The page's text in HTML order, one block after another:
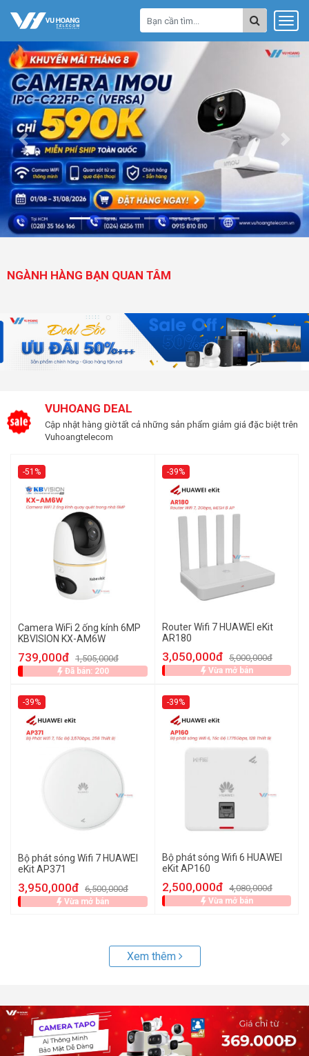
Previous Next
NGÀNH HÀNG BẠN QUAN TÂM
VUHOANG DEAL
Cập nhật hàng giờ tất cả những sản phẩm giảm giá đặc biệt trên
Vuhoangtelecom
-51%
Camera WiFi 2 ống kính 6MP
KBVISION KX-AM6W
739,000đ 1,505,000đ
Đã bán: 200
-39%
Router Wifi 7 HUAWEI eKit
AR180
3,050,000đ 5,000,000đ
Vừa mở bán
-39%
Bộ phát sóng Wifi 7 HUAWEI
eKit AP371
3,950,000đ 6,500,000đ
Vừa mở bán
-39%
Bộ phát sóng Wifi 6 HUAWEI
eKit AP160
2,500,000đ 4,080,000đ
Vừa mở bán
Xem thêm